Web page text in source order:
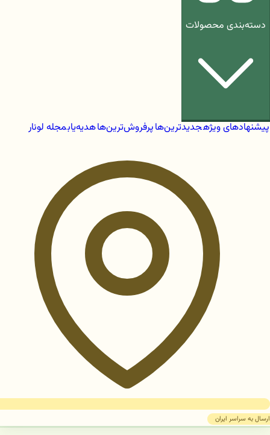
دسته‌بندی محصولات
پیشنهادهای ویژهجدیدترین‌هاپرفروش‌ترین‌هاهدیه‌یابمجله لونار
ارسال به سراسر ایران